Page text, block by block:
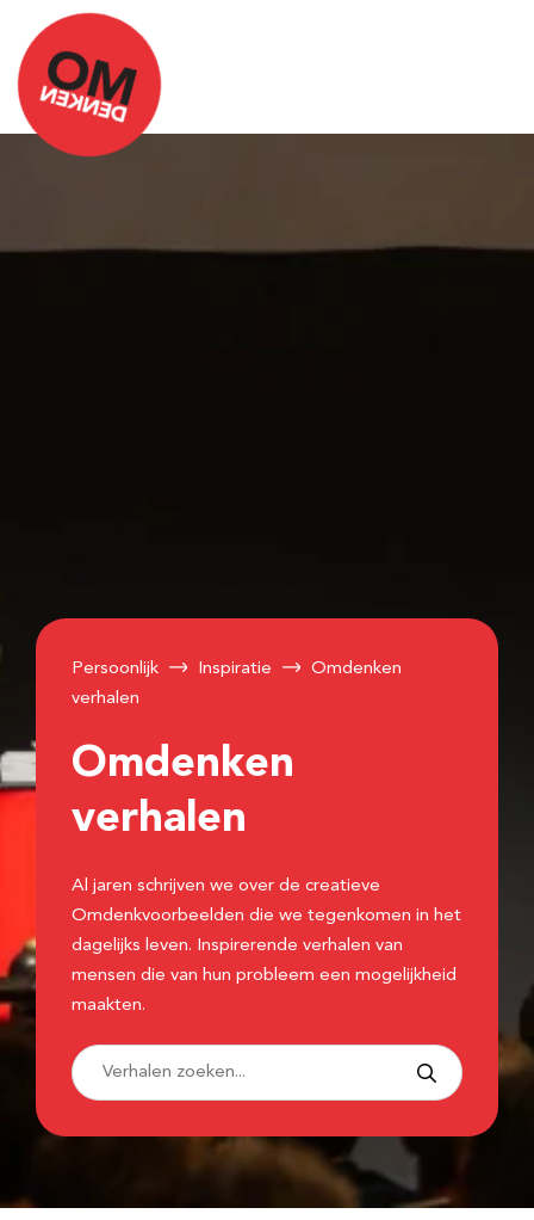
Persoonlijk Inspiratie
Omdenken
verhalen
Omdenken
verhalen
Al jaren schrijven we over de creatieve
Omdenkvoorbeelden die we tegenkomen in het
dagelijks leven. Inspirerende verhalen van
mensen die van hun probleem een mogelijkheid
maakten.